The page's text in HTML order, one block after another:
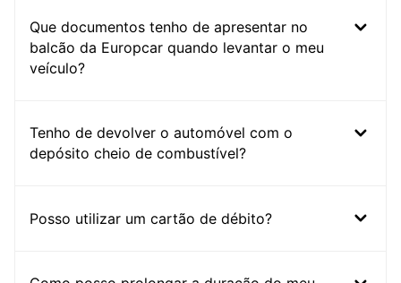
Que documentos tenho de apresentar no
balcão da Europcar quando levantar o meu
veículo?
Tenho de devolver o automóvel com o
depósito cheio de combustível?
Posso utilizar um cartão de débito?